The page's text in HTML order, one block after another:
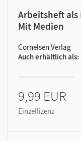
Arbeitsheft als
Mit Medien
Cornelsen Verlag
Auch erhältlich als
9,99 EUR
Einzellizenz